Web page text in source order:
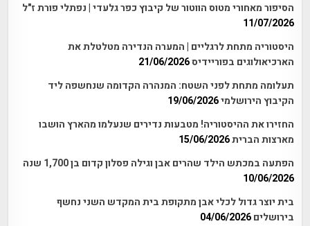
הסיפור מאחורי מטוס הווטור של קיבוץ כפר גלעדי | נפתלי פורת ז"ל
11/07/2026
היסטוריה מתחת לרגליים | המערה הנדירה מטלטלת את
הארכיאולוגים בפוריידיס21/06/2026
תעלומה מתחת לפני השטח: המנהרה הקדומה שנחשפה ליד
הקיבוץ הירושלמי19/06/2026
החזירו את ההיסטוריה! מטבעות נדירים שנעלמו מהארץ הושבו
מארצות הברית15/06/2026
הפתעה במכתש הילד שהרים אבן וגילה פסלון קדום בן 1,700 שנה
10/06/2026
בית יוצר גדול לכלי אבן מתקופת בית המקדש השני נחשף
בירושלים 04/06/2026